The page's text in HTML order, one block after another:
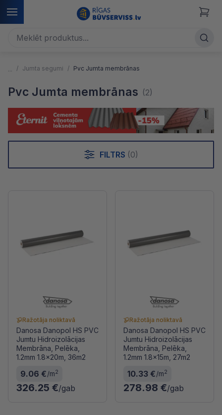
Jumta segumi Pvc Jumta membrānas
Pvc Jumta membrānas (2)
FILTRS (0)
Ražotāja noliktavā
Danosa Danopol HS PVC
Jumtu Hidroizolācijas
Membrāna, Pelēka,
1.2mm 1.8x20m, 36m2
9.06 €/m2
326.25 €/gab
Ražotāja noliktavā
Danosa Danopol HS PVC
Jumtu Hidroizolācijas
Membrāna, Pelēka,
1.2mm 1.8x15m, 27m2
10.33 €/m2
278.98 €/gab